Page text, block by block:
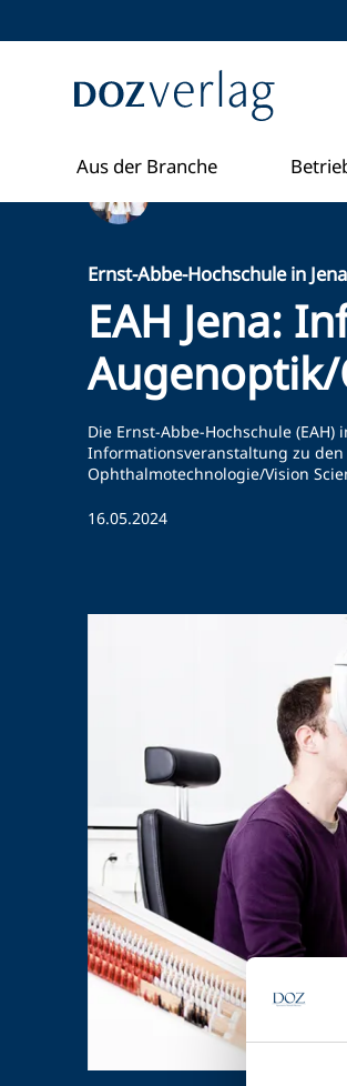
Aus der Branche
Ernst-Abbe-Hochschule in Jena
EAH Jena:
Die Ernst-Abbe-Hochschule
Informationsveranstaltung zu
Ophthalmotechnologie/Vision
16.05.2024